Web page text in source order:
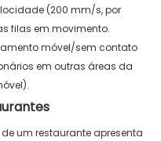
(200 mm/s, por
filas em movimento.
móvel/sem contato
em outras áreas da
um restaurante apresenta